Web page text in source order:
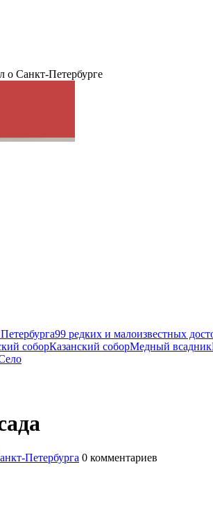
о Санкт-Петербурге
99 редких и малоизвестных
соборКазанский соборМедный всадник
Петербурга 0 комментариев